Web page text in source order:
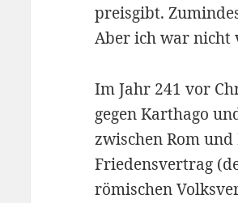
preisgibt.
Aber ich war nicht
Im Jahr 241 vor
gegen Karthago
zwischen Rom
Friedensvertrag
römischen